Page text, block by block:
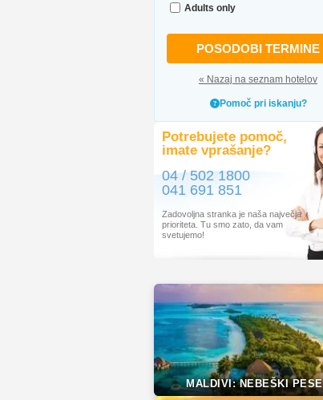
Adults only
POSODOBI TERMINE
« Nazaj na seznam hotelov
Pomoč pri iskanju?
Potrebujete pomoč,
imate vprašanje?
04 / 502 1800
041 691 851
Zadovoljna stranka je naša največja
prioriteta. Tu smo zato, da vam
svetujemo!
MALDIVI: NEBEŠKI